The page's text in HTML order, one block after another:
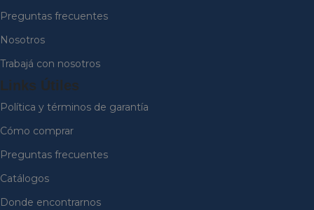
Preguntas frecuentes
Nosotros
Trabajá con nosotros
Links Útiles
Política y términos de garantía
Cómo comprar
Preguntas frecuentes
Catálogos
Donde encontrarnos